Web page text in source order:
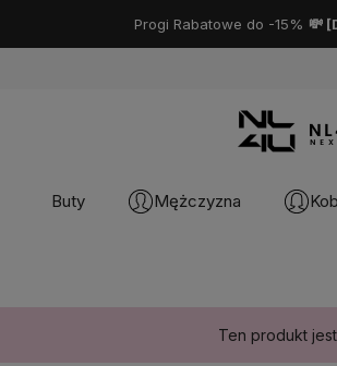
Progi Rabatowe do -15% 💸 [
Buty Mężczyzna
Ten produkt